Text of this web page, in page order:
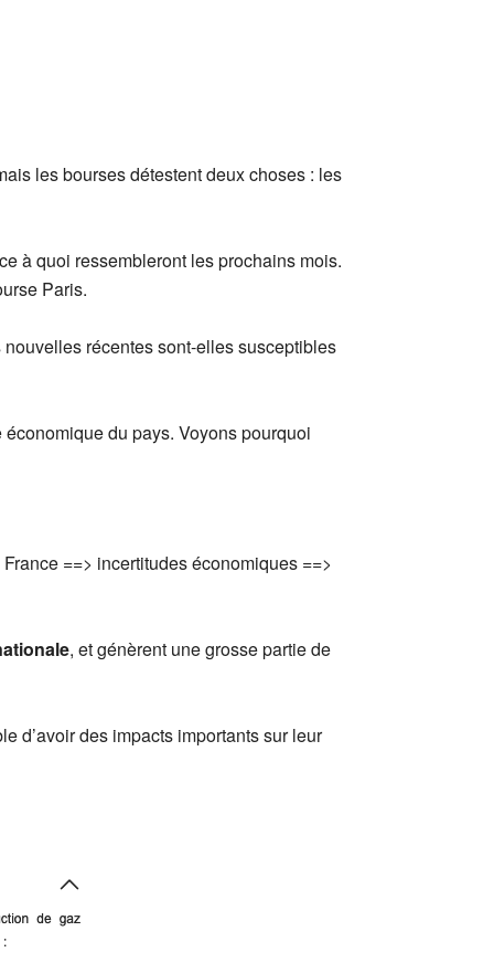
les bourses détestent deux choses : les
à quoi ressembleront les prochains mois.
Paris.
récentes sont-elles susceptibles
du pays. Voyons pourquoi
==> incertitudes économiques ==>
, et génèrent une grosse partie de
d’avoir des impacts importants sur leur